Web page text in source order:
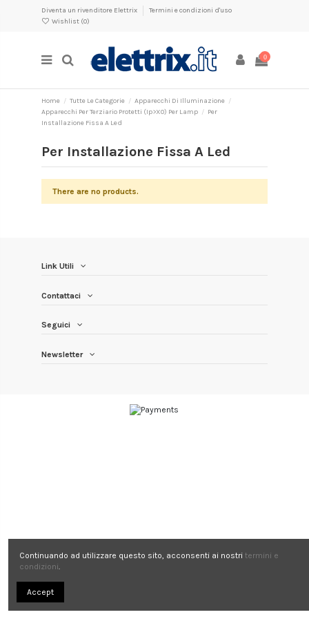
Diventa un rivenditore Elettrix
Termini e condizioni d'uso
Wishlist (0)
0
Home Tutte Le Categorie
Apparecchi Di Illuminazione
Apparecchi Per Terziario Protetti (Ip>X0) Per Lamp
Per
Installazione Fissa A Led
Per Installazione Fissa A Led
There are no products.
Link Utili
Contattaci
Seguici
Newsletter
Continuando ad utilizzare questo sito, acconsenti ai nostri termini e
condizioni.
Accept